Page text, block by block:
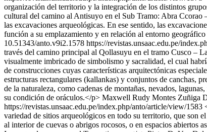
organización del territorio y la integración de los distintos
cultural del camino al Antisuyo en el Sub Tramo: Abra Ccorao
las excavaciones arqueológicas. En ese sentido, las
función a su emplazamiento y en relación al entorno
10.51343/anto.v9i2.1578 https://revistas.unsaac.edu.pe/
través del camino principal al Qollasuyu en el tramo Cusco –
visualmente imbricado de simbolismo y sacralidad, el cual
de construcciones cuyas características arquitectónicas
estructuras rectangulares (kallankas) y conjuntos de canchas,
de la naturaleza, como cadenas de montañas, nevados,
su condición de oráculos.</p> Maxwell Rudy Montes Zuñiga
https://revistas.unsaac.edu.pe/index.php/anto/article/view/1583
variedad de sitios arqueológicos en todo su territorio, que son
al interior de cuevas o abrigos rocosos, o en espacios abiertos